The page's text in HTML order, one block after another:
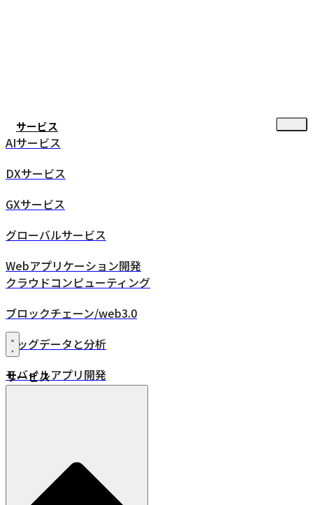
サービス
AIサービス
DXサービス
GXサービス
グローバルサービス
Webアプリケーション開発
クラウドコンピューティング
ブロックチェーン/web3.0
ビッグデータと分析
モバイルアプリ開発
DevOps
サービス